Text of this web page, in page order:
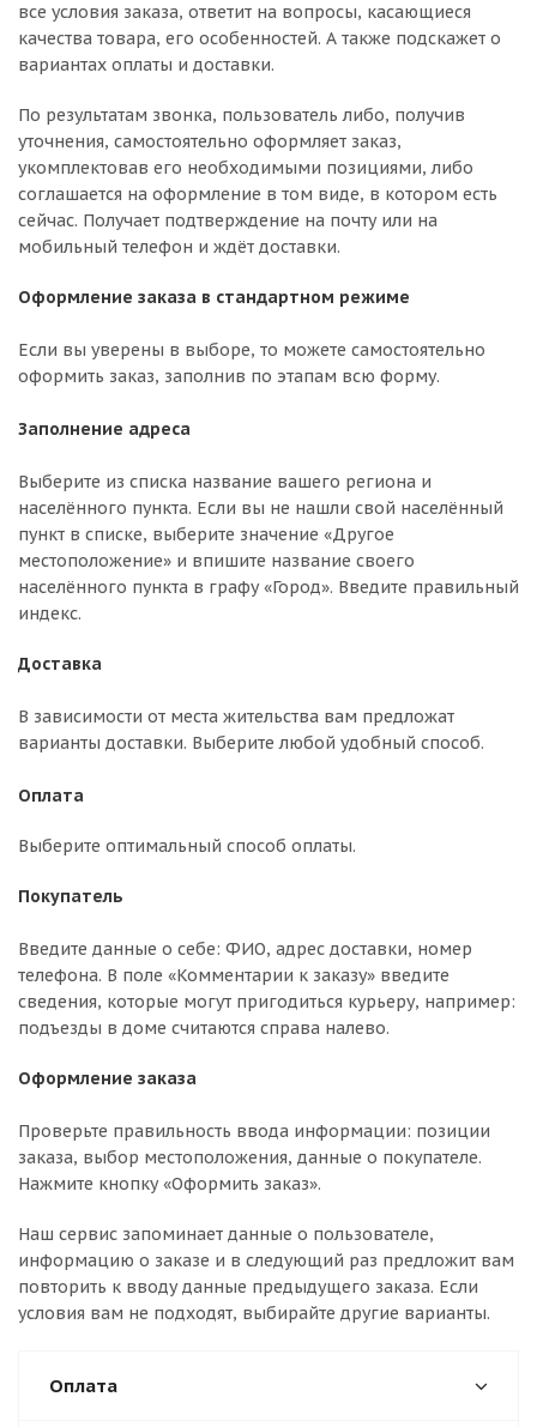
все условия заказа, ответит на вопросы, касающиеся
качества товара, его особенностей. А также подскажет о
вариантах оплаты и доставки.
По результатам звонка, пользователь либо, получив
уточнения, самостоятельно оформляет заказ,
укомплектовав его необходимыми позициями, либо
соглашается на оформление в том виде, в котором есть
сейчас. Получает подтверждение на почту или на
мобильный телефон и ждёт доставки.
Оформление заказа в стандартном режиме
Если вы уверены в выборе, то можете самостоятельно
оформить заказ, заполнив по этапам всю форму.
Заполнение адреса
Выберите из списка название вашего региона и
населённого пункта. Если вы не нашли свой населённый
пункт в списке, выберите значение «Другое
местоположение» и впишите название своего
населённого пункта в графу «Город». Введите правильный
индекс.
Доставка
В зависимости от места жительства вам предложат
варианты доставки. Выберите любой удобный способ.
Оплата
Выберите оптимальный способ оплаты.
Покупатель
Введите данные о себе: ФИО, адрес доставки, номер
телефона. В поле «Комментарии к заказу» введите
сведения, которые могут пригодиться курьеру, например:
подъезды в доме считаются справа налево.
Оформление заказа
Проверьте правильность ввода информации: позиции
заказа, выбор местоположения, данные о покупателе.
Нажмите кнопку «Оформить заказ».
Наш сервис запоминает данные о пользователе,
информацию о заказе и в следующий раз предложит вам
повторить к вводу данные предыдущего заказа. Если
условия вам не подходят, выбирайте другие варианты.
Оплата